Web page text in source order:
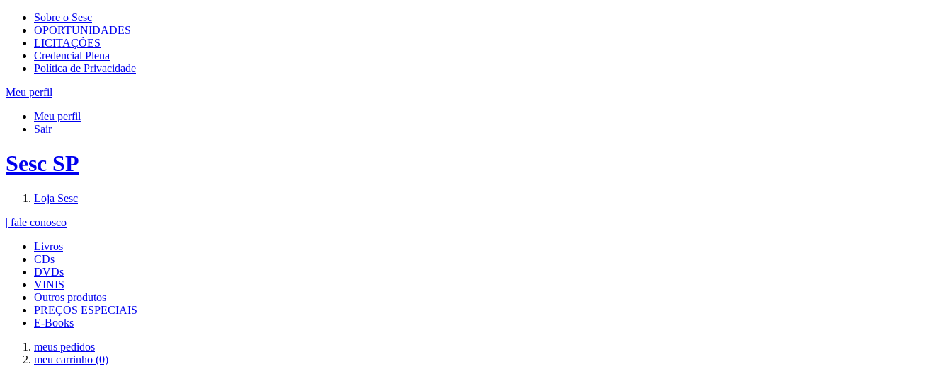
Sobre o Sesc
OPORTUNIDADES
LICITAÇÕES
Credencial Plena
Política de Privacidade
Meu perfil
Meu perfil
Sair
Sesc SP
Loja Sesc
| fale conosco
Livros
CDs
DVDs
VINIS
Outros produtos
PREÇOS ESPECIAIS
E-Books
meus pedidos
meu carrinho (0)